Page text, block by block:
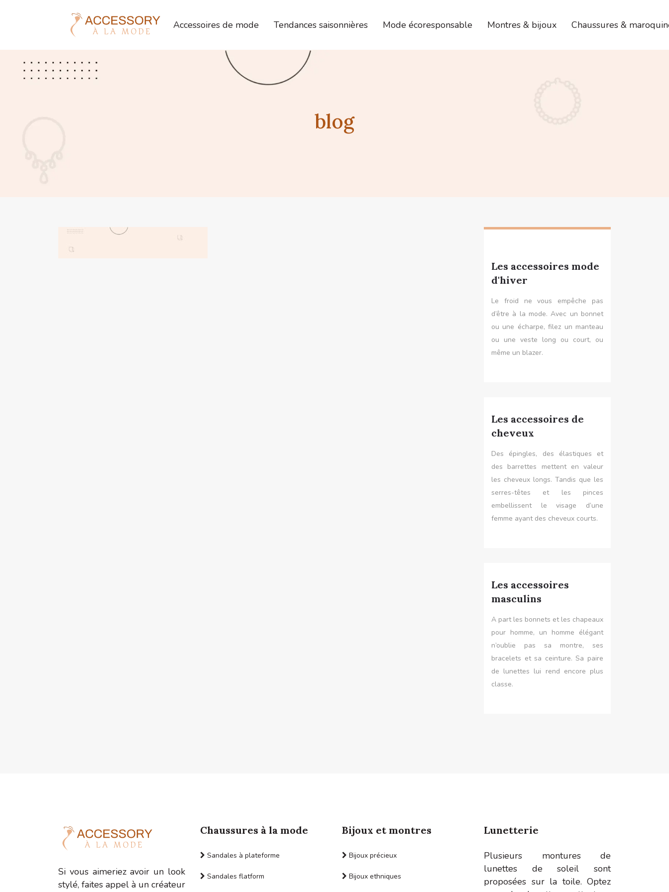
Accessoires de mode Tendances saisonnières Mode écoresponsable Montres & bijoux Chaussures &
blog
Les accessoires mode
d'hiver
Le froid ne vous empêche pas
d’être à la mode. Avec un bonnet
ou une écharpe, filez un manteau
ou une veste long ou court, ou
même un blazer.
Les accessoires de
cheveux
Des épingles, des élastiques et
des barrettes mettent en valeur
les cheveux longs. Tandis que les
serres-têtes et les pinces
embellissent le visage d’une
femme ayant des cheveux courts.
Les accessoires
masculins
A part les bonnets et les chapeaux
pour homme, un homme élégant
n’oublie pas sa montre, ses
bracelets et sa ceinture. Sa paire
de lunettes lui rend encore plus
classe.
Si vous aimeriez avoir un look
stylé, faites appel à un créateur
Chaussures à la mode
Sandales à plateforme
Sandales flatform
Bijoux et montres
Bijoux précieux
Bijoux ethniques
Lunetterie
Plusieurs montures de
lunettes de soleil sont
proposées sur la toile. Optez